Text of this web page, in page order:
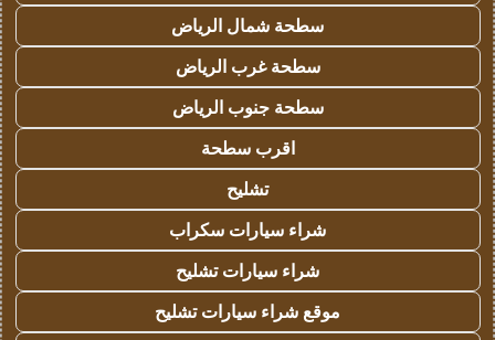
سطحة شمال الرياض
سطحة غرب الرياض
سطحة جنوب الرياض
اقرب سطحة
تشليح
شراء سيارات سكراب
شراء سيارات تشليح
موقع شراء سيارات تشليح